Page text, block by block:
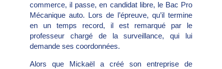
commerce, il passe, en candidat libre, le Bac Pro
Mécanique auto. Lors de l’épreuve, qu’il termine
en un temps record, il est remarqué par le
professeur chargé de la surveillance, qui lui
demande ses coordonnées.
Alors que Mickaël a créé son entreprise de